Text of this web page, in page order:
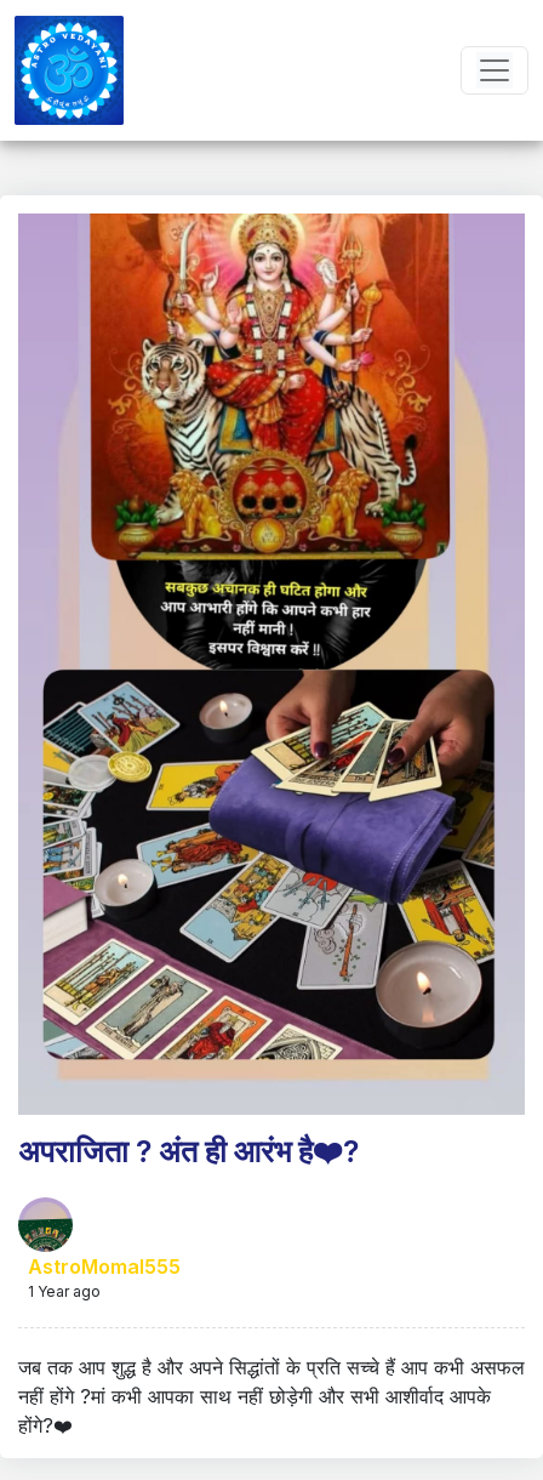
अपराजिता ? अंत ही आरंभ है❤️?
AstroMomal555
1 Year ago
जब तक आप शुद्ध है और अपने सिद्धांतों के प्रति सच्चे हैं आप कभी असफल
नहीं होंगे ?मां कभी आपका साथ नहीं छोड़ेगी और सभी आशीर्वाद आपके
होंगे?❤️